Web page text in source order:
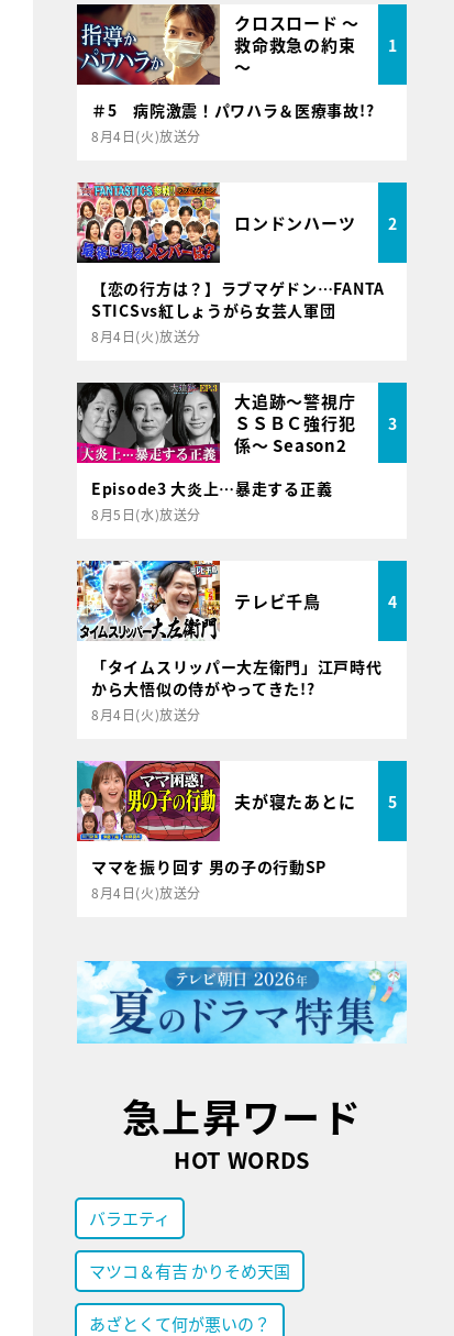
クロスロード ～
救命救急の約束
～
1
＃5 病院激震！パワハラ＆医療事故!?
8月4日(火)放送分
ロンドンハーツ 2
【恋の行方は？】ラブマゲドン…FANTA
STICSvs紅しょうがら女芸人軍団
8月4日(火)放送分
大追跡～警視庁
ＳＳＢＣ強行犯
係～ Season2
3
Episode3 大炎上…暴走する正義
8月5日(水)放送分
テレビ千鳥 4
「タイムスリッパー大左衛門」江戸時代
から大悟似の侍がやってきた!?
8月4日(火)放送分
夫が寝たあとに 5
ママを振り回す 男の子の行動SP
8月4日(火)放送分
急上昇ワード
HOT WORDS
バラエティ
マツコ＆有吉 かりそめ天国
あざとくて何が悪いの？